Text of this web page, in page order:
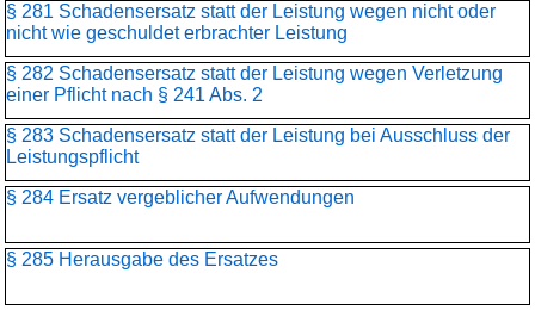
§ 281 Schadensersatz statt der Leistung wegen nicht oder
nicht wie geschuldet erbrachter Leistung
§ 282 Schadensersatz statt der Leistung wegen Verletzung
einer Pflicht nach § 241 Abs. 2
§ 283 Schadensersatz statt der Leistung bei Ausschluss der
Leistungspflicht
§ 284 Ersatz vergeblicher Aufwendungen
§ 285 Herausgabe des Ersatzes